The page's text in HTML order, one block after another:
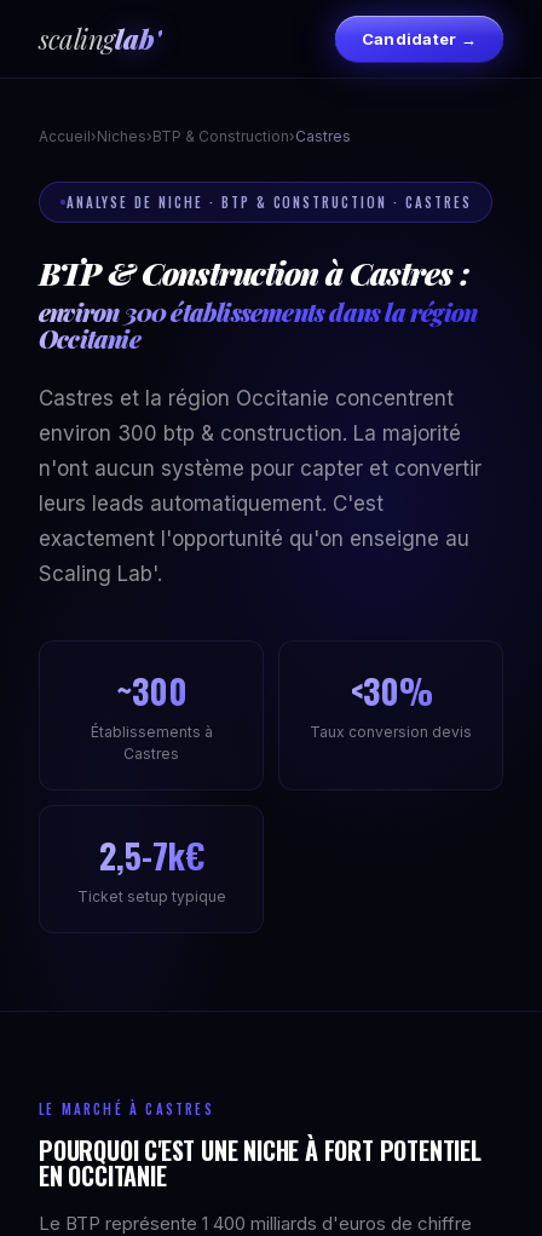
scalinglab' Candidater →
Accueil›Niches›BTP & Construction›Castres
ANALYSE DE NICHE · BTP & CONSTRUCTION · CASTRES
BTP & Construction à Castres :
environ 300 établissements dans la région
Occitanie
Castres et la région Occitanie concentrent
environ 300 btp & construction. La majorité
n'ont aucun système pour capter et convertir
leurs leads automatiquement. C'est
exactement l'opportunité qu'on enseigne au
Scaling Lab'.
~300
Établissements à
Castres
<30%
Taux conversion devis
2,5-7k€
Ticket setup typique
LE MARCHÉ À CASTRES
POURQUOI C'EST UNE NICHE À FORT POTENTIEL
EN OCCITANIE
Le BTP représente 1 400 milliards d'euros de chiffre